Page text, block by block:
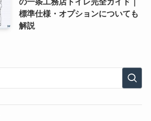
標準仕様・オプションについても
解説